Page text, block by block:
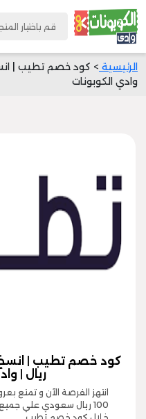
الرئيسية
وادي الكوبونات
ريال |
انتهز الفرصة الآن و تمتع
100 ريال سعودي علي